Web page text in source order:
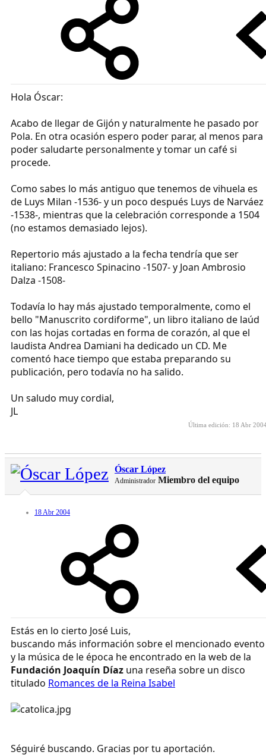
Hola Óscar:
Acabo de llegar de Gijón y naturalmente he pasado por
Pola. En otra ocasión espero poder parar, al menos para
poder saludarte personalmente y tomar un café si
procede.
Como sabes lo más antiguo que tenemos de vihuela es
de Luys Milan -1536- y un poco después Luys de Narváez
-1538-, mientras que la celebración corresponde a 1504
(no estamos demasiado lejos).
Repertorio más ajustado a la fecha tendría que ser
italiano: Francesco Spinacino -1507- y Joan Ambrosio
Dalza -1508-
Todavía lo hay más ajustado temporalmente, como el
bello "Manuscrito cordiforme", un libro italiano de laúd
con las hojas cortadas en forma de corazón, al que el
laudista Andrea Damiani ha dedicado un CD. Me
comentó hace tiempo que estaba preparando su
publicación, pero todavía no ha salido.
Un saludo muy cordial,
JL
Última edición: 18 Abr
Óscar López
Administrador Miembro del equipo
18 Abr 2004
Estás en lo cierto José Luis,
buscando más información sobre el mencionado evento
y la música de le época he encontrado en la web de la
Fundación Joaquín Díaz una reseña sobre un disco
titulado Romances de la Reina Isabel
Séguiré buscando. Gracias por tu aportación.